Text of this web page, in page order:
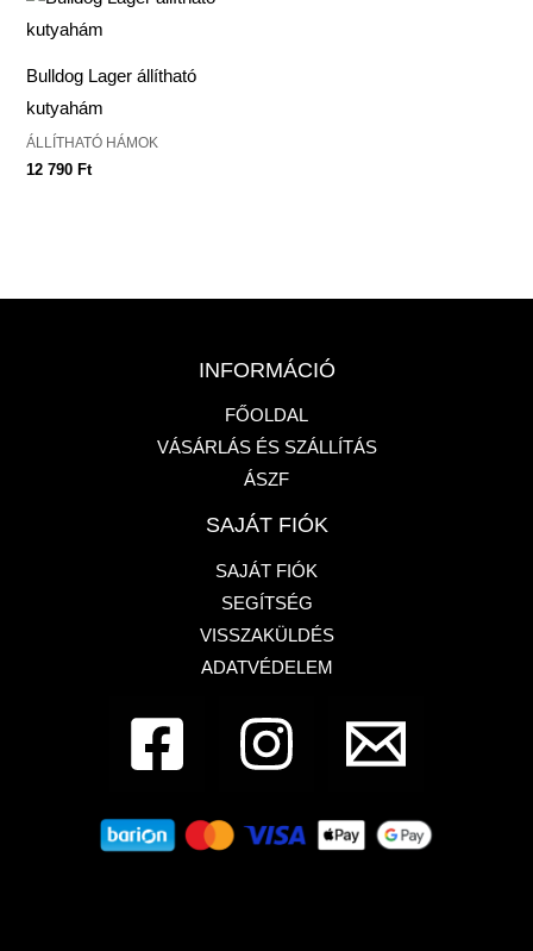
Bulldog Lager állítható
kutyahám
ÁLLÍTHATÓ HÁMOK
12 790 Ft
INFORMÁCIÓ
FŐOLDAL
VÁSÁRLÁS ÉS SZÁLLÍTÁS
ÁSZF
SAJÁT FIÓK
SAJÁT FIÓK
SEGÍTSÉG
VISSZAKÜLDÉS
ADATVÉDELEM